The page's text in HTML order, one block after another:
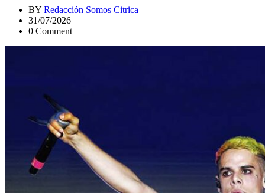
BY Redacción Somos Citrica
31/07/2026
0 Comment